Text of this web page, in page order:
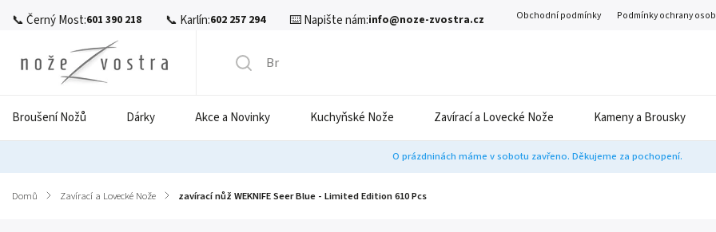
📞 Černý Most:601 390 218 📞 Karlín:602 257 294 ⌨️ Napište nám:info@noze-zvostra.cz Obchodní podmínky Podmínky ochrany
Broušení Nožů Dárky Akce a Novinky Kuchyňské Nože Zavírací a Lovecké Nože Kameny a Brousky
O prázdninách máme v sobotu zavřeno. Děkujeme za pochopení.
Domů / Zavírací a Lovecké Nože / zavírací nůž WEKNIFE Seer Blue - Limited Edition 610 Pcs